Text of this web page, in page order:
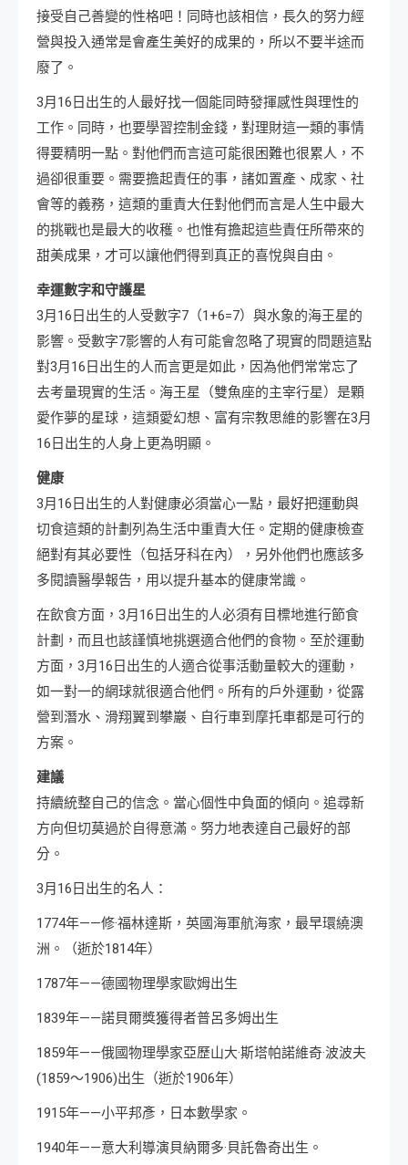
接受自己善變的性格吧！同時也該相信，長久的努力經
營與投入通常是會產生美好的成果的，所以不要半途而
廢了。
3月16日出生的人最好找一個能同時發揮感性與理性的
工作。同時，也要學習控制金錢，對理財這一類的事情
得要精明一點。對他們而言這可能很困難也很累人，不
過卻很重要。需要擔起責任的事，諸如置產、成家、社
會等的義務，這類的重責大任對他們而言是人生中最大
的挑戰也是最大的收穫。也惟有擔起這些責任所帶來的
甜美成果，才可以讓他們得到真正的喜悅與自由。
幸運數字和守護星
3月16日出生的人受數字7（1+6=7）與水象的海王星的
影響。受數字7影響的人有可能會忽略了現實的問題這點
對3月16日出生的人而言更是如此，因為他們常常忘了
去考量現實的生活。海王星（雙魚座的主宰行星）是顆
愛作夢的星球，這類愛幻想、富有宗教思維的影響在3月
16日出生的人身上更為明顯。
健康
3月16日出生的人對健康必須當心一點，最好把運動與
切食這類的計劃列為生活中重責大任。定期的健康檢查
絕對有其必要性（包括牙科在內），另外他們也應該多
多閱讀醫學報告，用以提升基本的健康常識。
在飲食方面，3月16日出生的人必須有目標地進行節食
計劃，而且也該謹慎地挑選適合他們的食物。至於運動
方面，3月16日出生的人適合從事活動量較大的運動，
如一對一的網球就很適合他們。所有的戶外運動，從露
營到潛水、滑翔翼到攀巖、自行車到摩托車都是可行的
方案。
建議
持續統整自己的信念。當心個性中負面的傾向。追尋新
方向但切莫過於自得意滿。努力地表達自己最好的部
分。
3月16日出生的名人：
1774年——修·福林達斯，英國海軍航海家，最早環繞澳
洲。（逝於1814年）
1787年——德國物理學家歐姆出生
1839年——諾貝爾獎獲得者普呂多姆出生
1859年——俄國物理學家亞歷山大·斯塔帕諾維奇·波波夫
(1859～1906)出生（逝於1906年）
1915年——小平邦彥，日本數學家。
1940年——意大利導演貝納爾多·貝託魯奇出生。